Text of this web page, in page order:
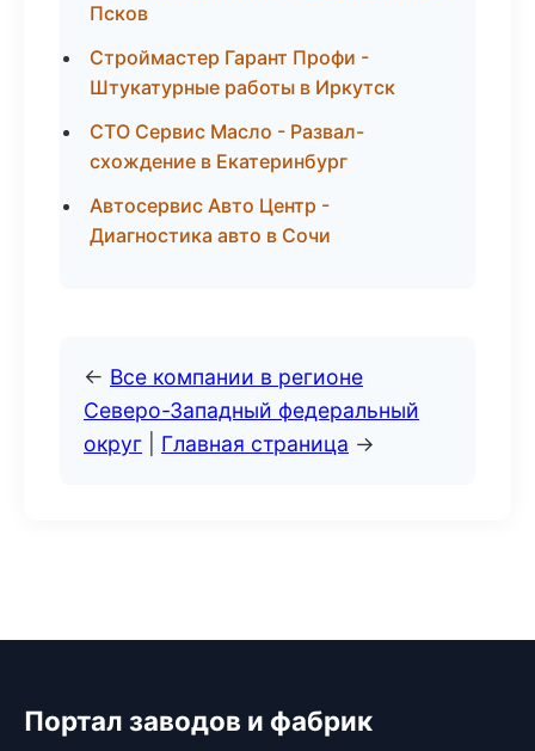
Псков
Строймастер Гарант Профи -
Штукатурные работы в Иркутск
СТО Сервис Масло - Развал-
схождение в Екатеринбург
Автосервис Авто Центр -
Диагностика авто в Сочи
← Все компании в регионе
Северо-Западный федеральный
округ
Главная страница →
Портал заводов и фабрик